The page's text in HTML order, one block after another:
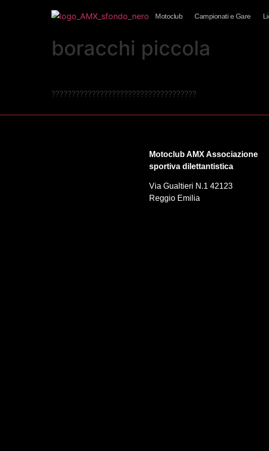
Motoclub Campionati e Gare
boracchi piccola
????????????????????????????????????
Motoclub AMX Associazione
sportiva dilettantistica
Via Gualtieri N.1 42123
Reggio Emilia